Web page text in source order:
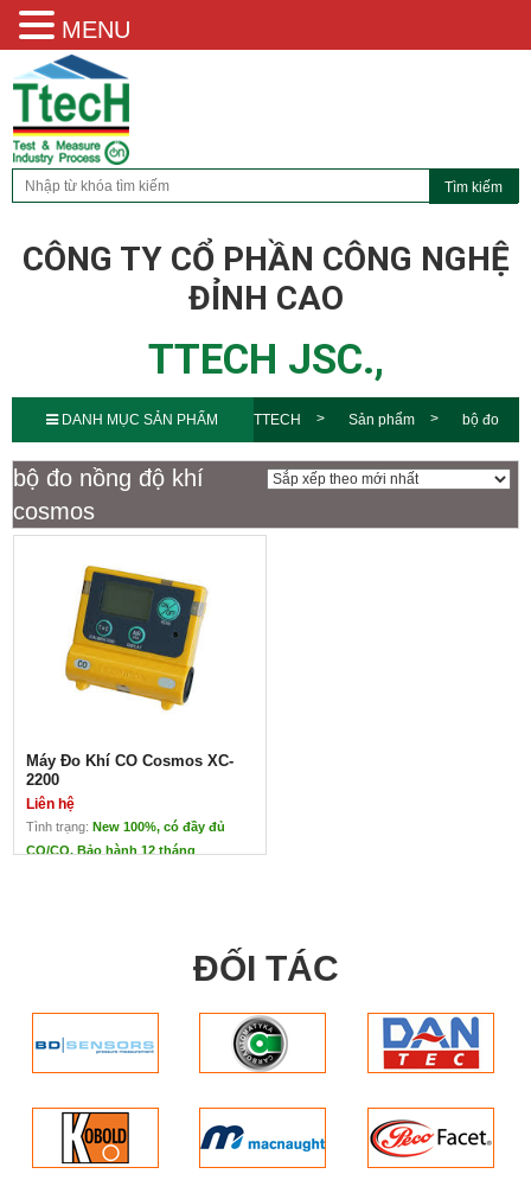
CÔNG TY CỔ PHẦN CÔNG NGHỆ
ĐỈNH CAO
TTECH JSC.,
DANH MỤC SẢN PHẨM TTECH Sản phẩm bộ đo
nồng độ khí cosmos
bộ đo nồng độ khí
cosmos
Máy Đo Khí CO Cosmos XC-
2200
Liên hệ
Tình trạng: New 100%, có đầy đủ
CO/CQ. Bảo hành 12 tháng
HÃNG COSMOS TẠI
Có thể đo liên tục 5000
giờ liên tục
Có âm cảnh báo lớn,
đèn flash 4 góc
độ khí
Nhẹ, mỏng
ĐỐI TÁC
MENU